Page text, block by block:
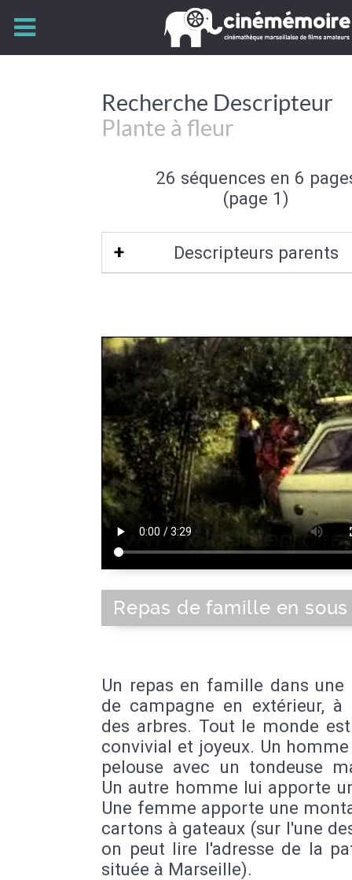
Recherche Descripteur
Plante à fleur
26 séquences en 6
(page 1)
Descripteurs parents
Repas de famille en
Un repas en famille dans une
de campagne en extérieur, à
des arbres. Tout le monde
convivial et joyeux. Un
pelouse avec un tondeuse
Un autre homme lui apporte
Une femme apporte une
cartons à gateaux (sur l'une
on peut lire l'adresse de la
située à Marseille).